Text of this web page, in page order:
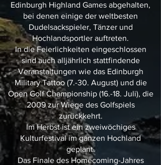
Edinburgh Highland Games abgehalten,
bei denen einige der weltbesten
Dudelsackspieler, Tänzer und
Hochlandsportler auftreten.
In die Feierlichkeiten eingeschlossen
sind auch alljährlich stattfindende
Veranstaltungen wie das Edinburgh
Military Tattoo (7.-30. August) und die
Open Golf Championship (16.-18. Juli), die
2009 zur Wiege des Golfspiels
zurückkehrt.
Im Herbst ist ein zweiwöchiges
Kulturfestival im ganzen Hochland
geplant.
Das Finale des Homecoming-Jahres